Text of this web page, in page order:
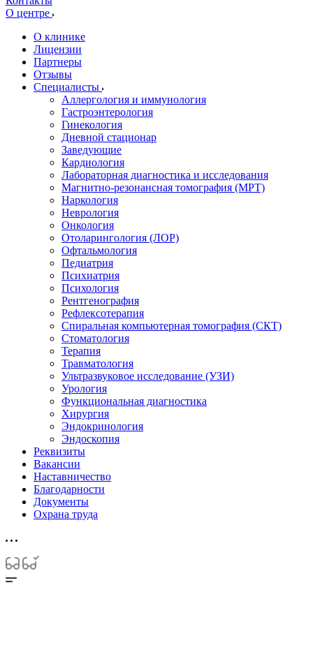
О центре
О клинике
Лицензии
Партнеры
Отзывы
Специалисты
Аллергология и иммунология
Гастроэнтерология
Гинекология
Дневной стационар
Заведующие
Кардиология
Лабораторная диагностика и исследования
Магнитно-резонансная томография (МРТ)
Наркология
Неврология
Онкология
Отоларингология (ЛОР)
Офтальмология
Педиатрия
Психиатрия
Психология
Рентгенография
Рефлексотерапия
Спиральная компьютерная томография (СКТ)
Стоматология
Терапия
Травматология
Ультразвуковое исследование (УЗИ)
Урология
Функциональная диагностика
Хирургия
Эндокринология
Эндоскопия
Реквизиты
Вакансии
Наставничество
Благодарности
Документы
Охрана труда